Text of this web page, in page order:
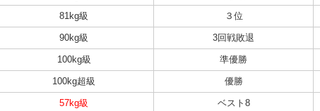
81kg級 ３位
90kg級 3回戦敗退
100kg級 準優勝
100kg超級 優勝
57kg級 ベスト8